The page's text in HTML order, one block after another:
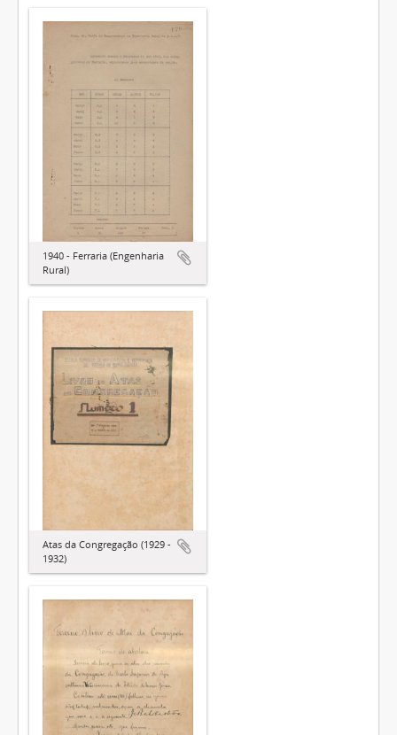
1940 - Ferraria (Engenharia
Rural)
Atas da Congregação (1929 -
1932)